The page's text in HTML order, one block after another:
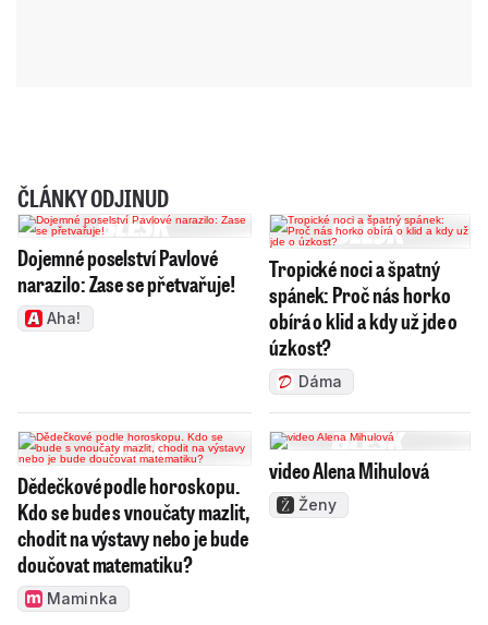
ČLÁNKY ODJINUD
Dojemné poselství Pavlové
narazilo: Zase se přetvařuje!
Aha!
Tropické noci a špatný
spánek: Proč nás horko
obírá o klid a kdy už jde o
úzkost?
Dáma
Dědečkové podle horoskopu.
Kdo se bude s vnoučaty mazlit,
chodit na výstavy nebo je bude
doučovat matematiku?
Maminka
video Alena Mihulová
Ženy